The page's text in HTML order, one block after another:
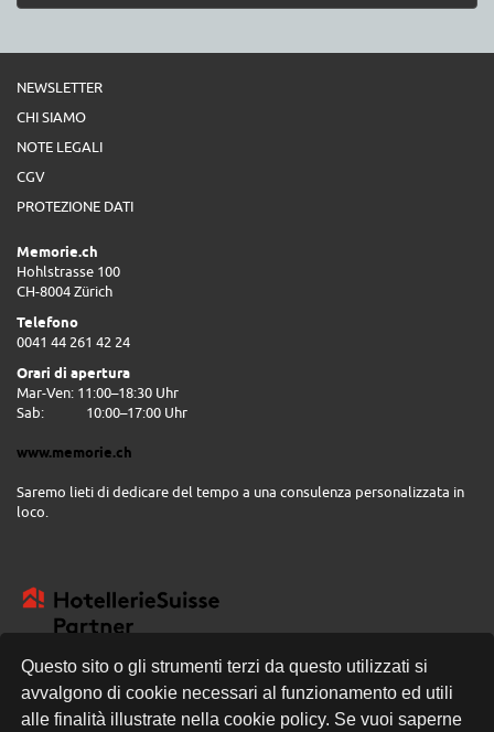
Questo sito o gli strumenti terzi da questo utilizzati si
avvalgono di cookie necessari al funzionamento ed utili
alle finalità illustrate nella cookie policy. Se vuoi saperne
NEWSLETTER
CHI SIAMO
NOTE LEGALI
CGV
PROTEZIONE DATI
Memorie.ch
Hohlstrasse 100
CH-8004 Zürich
Telefono
0041 44 261 42 24
Orari di apertura
Mar-Ven: 11:00–18:30 Uhr
Sab:
10:00–17:00 Uhr
www.memorie.ch
Saremo lieti di dedicare del tempo a una consulenza personalizzata in
loco.
CONSEGNA GRATUITA